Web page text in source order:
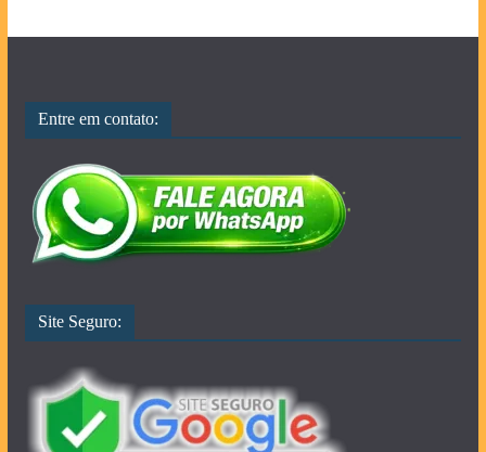
Entre em contato:
Site Seguro: